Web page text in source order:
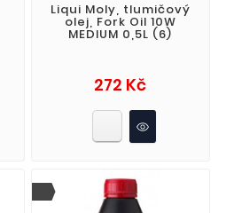
Liqui Moly, tlumičový
olej, Fork Oil 10W
MEDIUM 0,5L (6)
272 KčCena